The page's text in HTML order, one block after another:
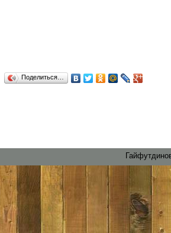
Поделиться…